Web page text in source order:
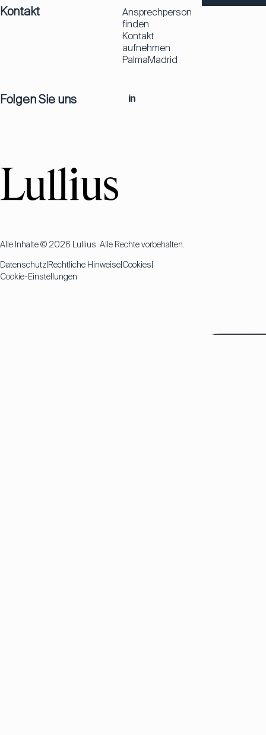
Kontakt
Ansprechperson
finden
Kontakt
aufnehmen
PalmaMadrid
Folgen Sie uns in
Alle Inhalte © 2026 Lullius. Alle Rechte vorbehalten.
Datenschutz Rechtliche Hinweise Cookies
Cookie-Einstellungen